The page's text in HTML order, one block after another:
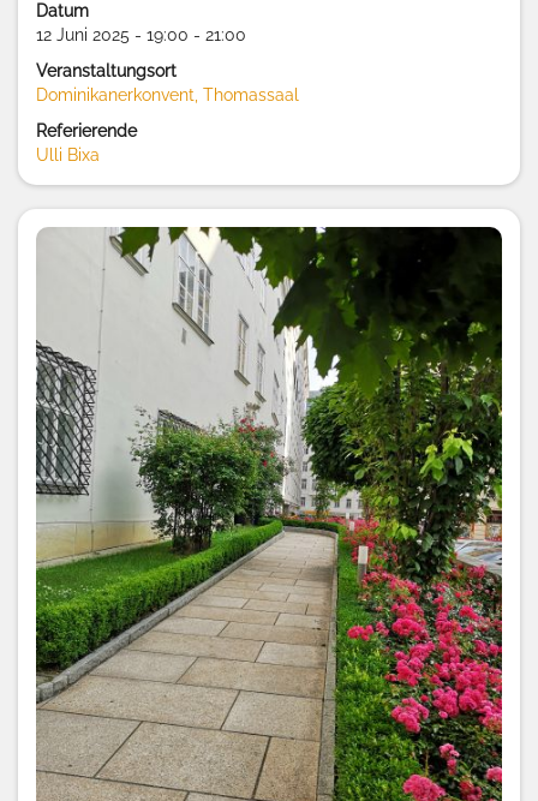
Datum
12 Juni 2025 - 19:00 - 21:00
Veranstaltungsort
Dominikanerkonvent, Thomassaal
Referierende
Ulli Bixa